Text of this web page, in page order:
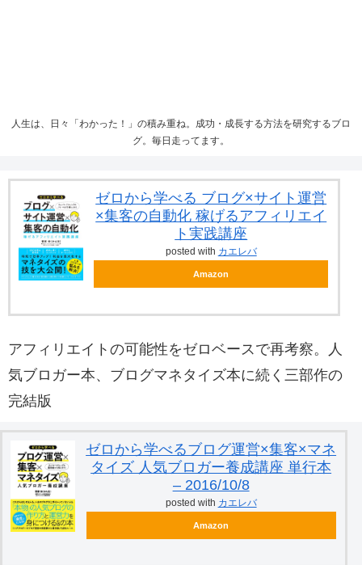
人生は、日々「わかった！」の積み重ね。成功・成長する方法を研究するブロ
グ。毎日走ってます。
ゼロから学べる ブログ×サイト運営
×集客の自動化 稼げるアフィリエイ
ト実践講座
posted with カエレバ
Amazon
アフィリエイトの可能性をゼロベースで再考察。人
気ブロガー本、ブログマネタイズ本に続く三部作の
完結版
ゼロから学べるブログ運営×集客×マネ
タイズ 人気ブロガー養成講座 単行本
– 2016/10/8
posted with カエレバ
Amazon